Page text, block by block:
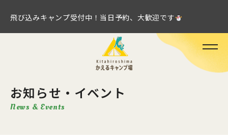
飛び込みキャンプ受付中！当日予約、大歓迎です
お知らせ・イベント
News & Events